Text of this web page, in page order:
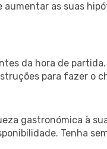
as suas
da hora de
para fazer o
gastronómica à
Tenha